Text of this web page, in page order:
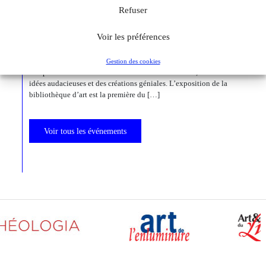
Refuser
Voir les préférences
Gestion des cookies
Depuis la Renaissance, « bizarre » est le terme ultime pour désigner des
états psychiques d’exception, des rêves, des monstruosités, des
idées audacieuses et des créations géniales. L’exposition de la
bibliothèque d’art est la première du […]
Voir tous les événements